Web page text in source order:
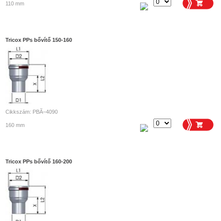
110 mm
Tricox PPs bővítő 150-160
Cikkszám: PBÃ–4090
160 mm
Tricox PPs bővítő 160-200